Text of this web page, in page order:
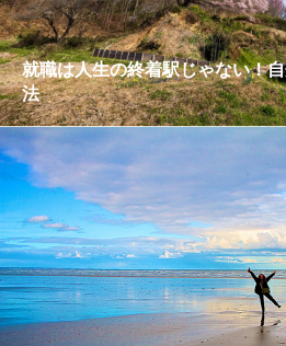
雨の日の恵み：心に降る静かな
就職は人生の終着駅じゃない！
法
ヒーリーを買うべきか迷ってい
みた感想と注意点
エネルギーの法則 〜最近どハマ
現実を変える
今、ここにいること
もしかしてだけどHealy（量子
iPad 第10世代買いました
久し振りにHealy（ヒーリー）
大谷さんの通訳、水原さんの解